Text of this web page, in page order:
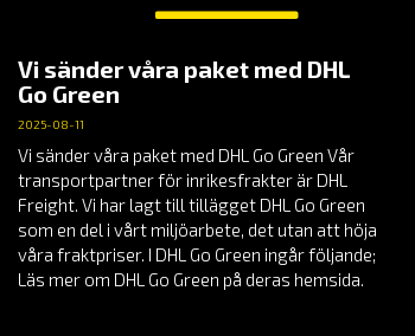
Vi sänder våra paket med DHL
Go Green
2025-08-11
Vi sänder våra paket med DHL Go Green Vår
transportpartner för inrikesfrakter är DHL
Freight. Vi har lagt till tillägget DHL Go Green
som en del i vårt miljöarbete, det utan att höja
våra fraktpriser. I DHL Go Green ingår följande;
Läs mer om DHL Go Green på deras hemsida.